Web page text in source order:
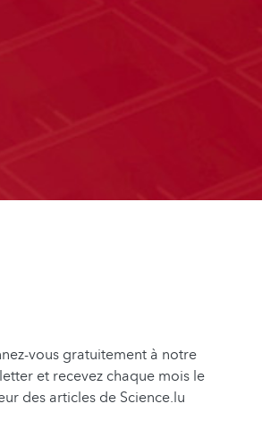
vous gratuitement à notre
et recevez chaque mois le
des articles de Science.lu